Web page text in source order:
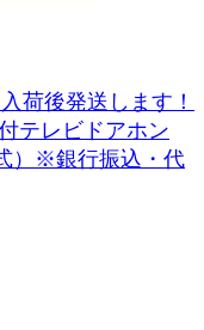
荷後発送します！
テレビドアホン
）※銀行振込・代